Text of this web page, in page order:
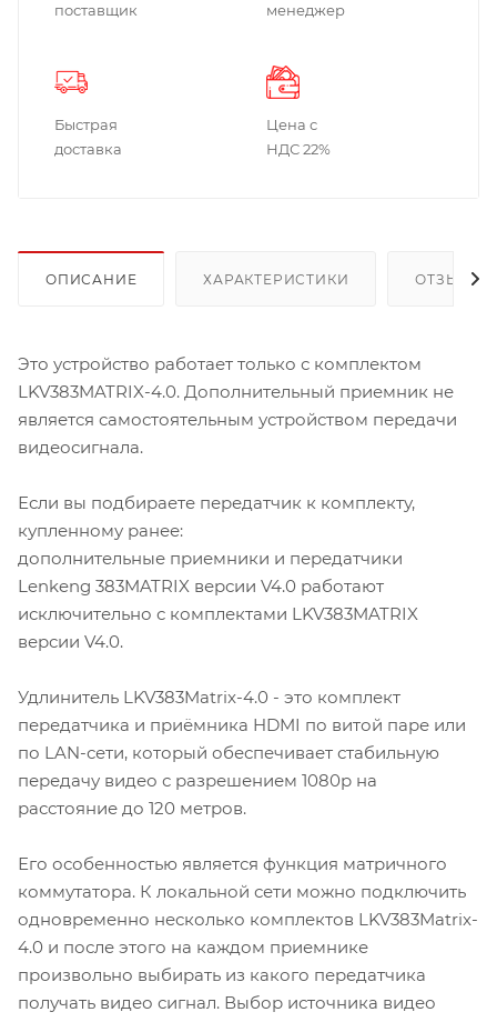
поставщик
менеджер
Быстрая
доставка
Цена с
НДС 22%
ОПИСАНИЕ ХАРАКТЕРИСТИКИ ОТЗЫВЫ
Это устройство работает только с комплектом
LKV383MATRIX-4.0. Дополнительный приемник не
является самостоятельным устройством передачи
видеосигнала.
Если вы подбираете передатчик к комплекту,
купленному ранее:
дополнительные приемники и передатчики
Lenkeng 383MATRIX версии V4.0 работают
исключительно с комплектами LKV383MATRIX
версии V4.0.
Удлинитель LKV383Matrix-4.0 - это комплект
передатчика и приёмника HDMI по витой паре или
по LAN-сети, который обеспечивает стабильную
передачу видео с разрешением 1080р на
расстояние до 120 метров.
Его особенностью является функция матричного
коммутатора. К локальной сети можно подключить
одновременно несколько комплектов LKV383Matrix-
4.0 и после этого на каждом приемнике
произвольно выбирать из какого передатчика
получать видео сигнал. Выбор источника видео